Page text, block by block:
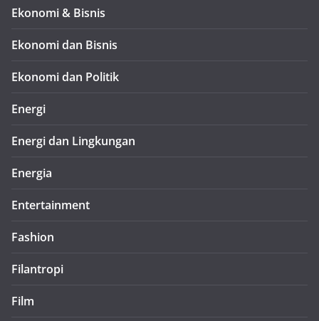
Ekonomi & Bisnis
Ekonomi dan Bisnis
Ekonomi dan Politik
Energi
Energi dan Lingkungan
Energia
Entertainment
Fashion
Filantropi
Film